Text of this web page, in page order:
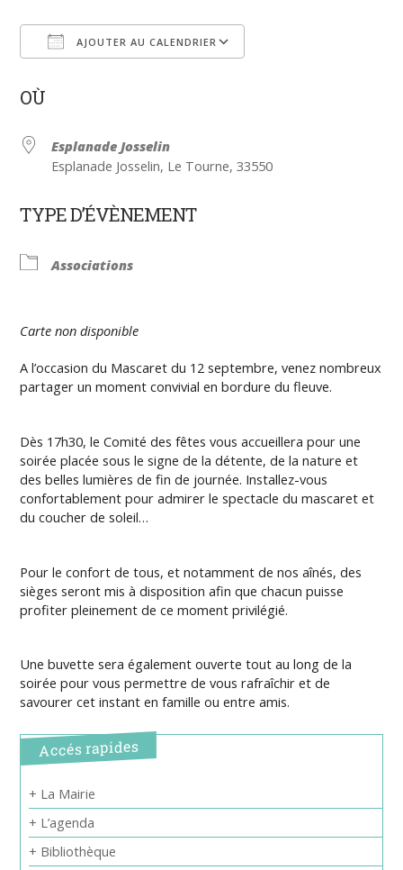
AJOUTER AU CALENDRIER
OÙ
Esplanade Josselin
Esplanade Josselin, Le Tourne, 33550
TYPE D’ÉVÈNEMENT
Associations
Carte non disponible
A l’occasion du Mascaret du 12 septembre, venez nombreux
partager un moment convivial en bordure du fleuve.
Dès 17h30, le Comité des fêtes vous accueillera pour une
soirée placée sous le signe de la détente, de la nature et
des belles lumières de fin de journée. Installez-vous
confortablement pour admirer le spectacle du mascaret et
du coucher de soleil…
Pour le confort de tous, et notamment de nos aînés, des
sièges seront mis à disposition afin que chacun puisse
profiter pleinement de ce moment privilégié.
Une buvette sera également ouverte tout au long de la
soirée pour vous permettre de vous rafraîchir et de
savourer cet instant en famille ou entre amis.
Accés rapides
+ La Mairie
+ L’agenda
+ Bibliothèque